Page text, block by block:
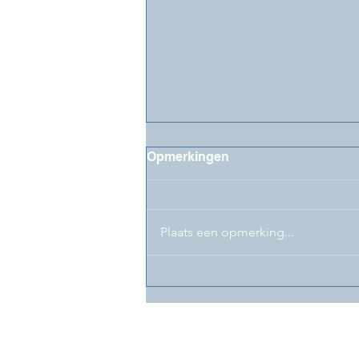
Opmerkingen
Plaats een opmerking...